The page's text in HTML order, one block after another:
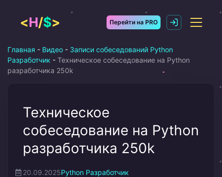
содержимому
<H/$> Перейти на PRO
Главная - Видео - Записи собеседований Python
Разработчик - Техническое собеседование на Python
разработчика 250k
Техническое
собеседование на Python
разработчика 250k
20.09.2025Python Разработчик